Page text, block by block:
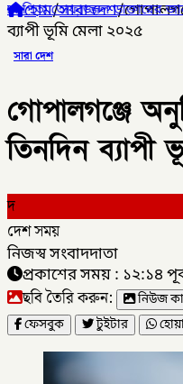
জানাজা ও দাফন
হোম/সারা দেশ/
ব্যাপী ভূমি মেলা ২০২৫
সারা দেশ
গোপালগঞ্জে
তিনদিন ব্যাপী
দ
দেশ সময়
নিজস্ব সংবাদদাতা
প্রকাশের সময় : ১২:১৪
ছবি তৈরি করুন: নিউজ
ফেসবুক
টুইটার